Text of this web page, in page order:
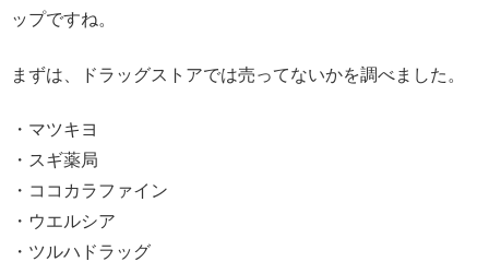
ップですね。
まずは、ドラッグストアでは売ってないかを調べました。
・マツキヨ
・スギ薬局
・ココカラファイン
・ウエルシア
・ツルハドラッグ